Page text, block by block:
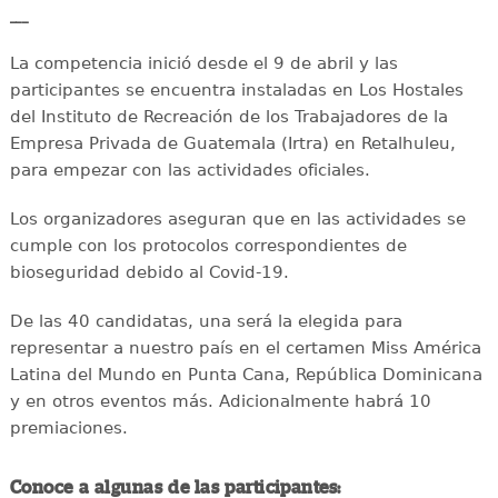
La competencia inició desde el 9 de abril y las
participantes se encuentra instaladas en Los Hostales
del Instituto de Recreación de los Trabajadores de la
Empresa Privada de Guatemala (Irtra) en Retalhuleu,
para empezar con las actividades oficiales.
Los organizadores aseguran que en las actividades se
cumple con los protocolos correspondientes de
bioseguridad debido al Covid-19.
De las 40 candidatas, una será la elegida para
representar a nuestro país en el certamen Miss América
Latina del Mundo en Punta Cana, República Dominicana
y en otros eventos más. Adicionalmente habrá 10
premiaciones.
Conoce a algunas de las participantes: